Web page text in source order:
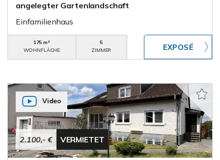
angelegter Gartenlandschaft
Einfamilienhaus
175 m²
WOHNFLÄCHE
5
ZIMMER
2.100,- € VERMIETET
Video